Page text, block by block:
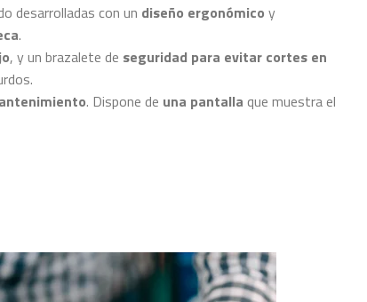
desarrolladas con un diseño ergonómico y
.
, y un brazalete de seguridad para evitar cortes en
. Dispone de una pantalla que muestra el